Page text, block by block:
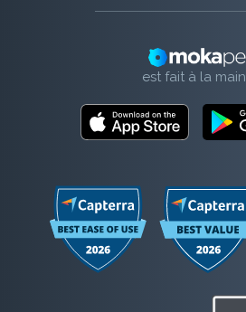
est fait à la main